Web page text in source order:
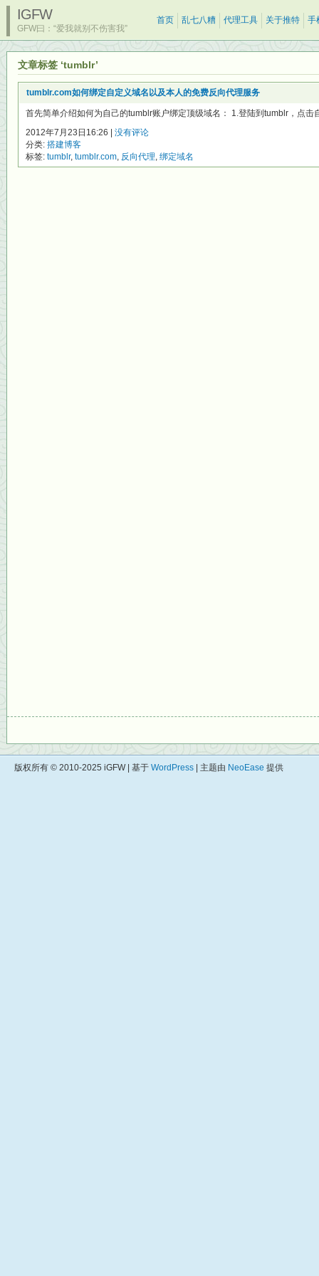
IGFW
GFW曰：“爱我就别不伤害我”
首页 乱七八糟 代理工具 关于推特 手
文章标签 ‘tumblr’
tumblr.com如何绑定自定义域名以及本人的免费反向代理服务
首先简单介绍如何为自己的tumblr账户绑定顶级域名： 1.登陆到tumblr，点
2012年7月23日16:26 | 没有评论
分类: 搭建博客
标签: tumblr, tumblr.com, 反向代理, 绑定域名
版权所有 © 2010-2025 iGFW | 基于 WordPress | 主题由 NeoEase 提供